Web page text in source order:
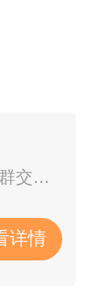
使用
小班管理 贴心服务 社群交流 直播互动
详情